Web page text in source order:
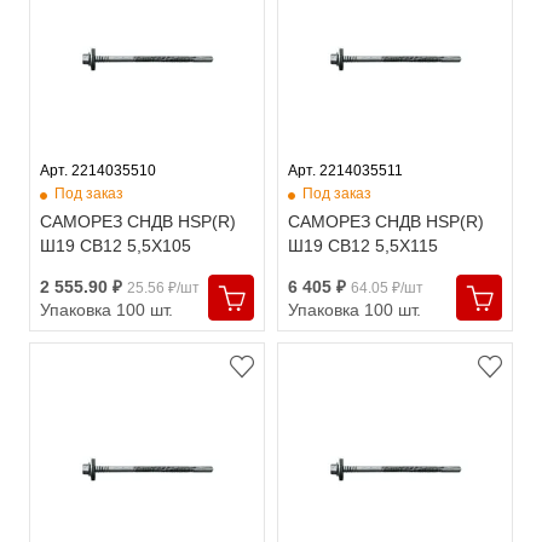
Арт. 2214035510
Под заказ
САМОРЕЗ СНДВ HSP(R)
Ш19 СВ12 5,5X105
2 555.90 ₽ 25.56 ₽/шт
Упаковка 100 шт.
Арт. 2214035511
Под заказ
САМОРЕЗ СНДВ HSP(R)
Ш19 СВ12 5,5X115
6 405 ₽ 64.05 ₽/шт
Упаковка 100 шт.